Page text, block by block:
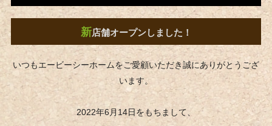
新店舗オープンしました！
いつもエービーシーホームをご愛顧いただき誠にありがとうござ
います。
2022年6月14日をもちまして、